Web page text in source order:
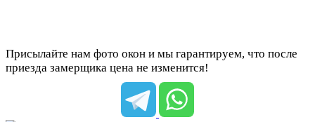
Присылайте нам фото окон и мы гарантируем, что после
приезда замерщика цена не изменится!